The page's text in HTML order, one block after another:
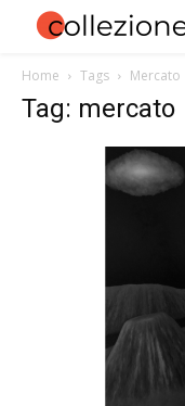
Home Tags Mercato
Tag: mercato